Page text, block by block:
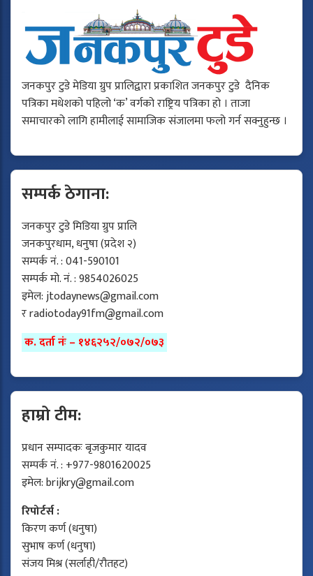
जनकपुर टुडे मेडिया ग्रुप प्रालिद्वारा प्रकाशित जनकपुर टुडे दैनिक
पत्रिका मधेशको पहिलो ‘क’ वर्गको राष्ट्रिय पत्रिका हो । ताजा
समाचारको लागि हामीलाई सामाजिक संजालमा फलो गर्न सक्नुहुन्छ ।
सम्पर्क ठेगाना:
जनकपुर टुडे मिडिया ग्रुप प्रालि
जनकपुरधाम, धनुषा (प्रदेश २)
सम्पर्क नं. : 041-590101
सम्पर्क मो. नं. : 9854026025
इमेल:jtodaynews@gmail.com
रradiotoday91fm@gmail.com
क. दर्ता नंः – १४६२५२/०७२/०७३
हाम्रो टीम:
प्रधान सम्पादकः बृजकुमार यादव
सम्पर्क नं. : +977-9801620025
इमेल:brijkry@gmail.com
रिपोर्टर्स :
किरण कर्ण (धनुषा)
सुभाष कर्ण (धनुषा)
संजय मिश्र (सर्लाही/रौतहट)